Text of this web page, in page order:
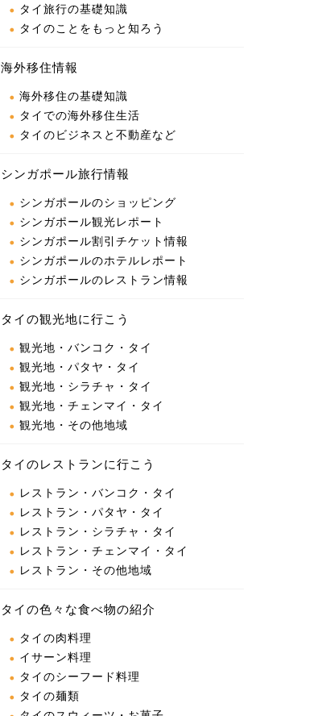
タイ旅行の基礎知識
タイのことをもっと知ろう
海外移住情報
海外移住の基礎知識
タイでの海外移住生活
タイのビジネスと不動産など
シンガポール旅行情報
シンガポールのショッピング
シンガポール観光レポート
シンガポール割引チケット情報
シンガポールのホテルレポート
シンガポールのレストラン情報
タイの観光地に行こう
観光地・バンコク・タイ
観光地・パタヤ・タイ
観光地・シラチャ・タイ
観光地・チェンマイ・タイ
観光地・その他地域
タイのレストランに行こう
レストラン・バンコク・タイ
レストラン・パタヤ・タイ
レストラン・シラチャ・タイ
レストラン・チェンマイ・タイ
レストラン・その他地域
タイの色々な食べ物の紹介
タイの肉料理
イサーン料理
タイのシーフード料理
タイの麺類